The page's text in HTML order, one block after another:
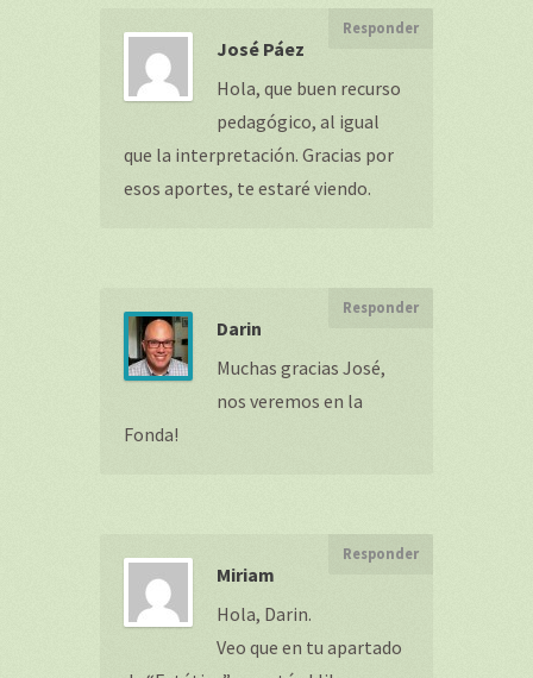
José Páez
Responder
Hola, que buen recurso
pedagógico, al igual
que la interpretación. Gracias por
esos aportes, te estaré viendo.
Darin
Responder
Muchas gracias José,
nos veremos en la
Fonda!
Miriam
Responder
Hola, Darin.
Veo que en tu apartado